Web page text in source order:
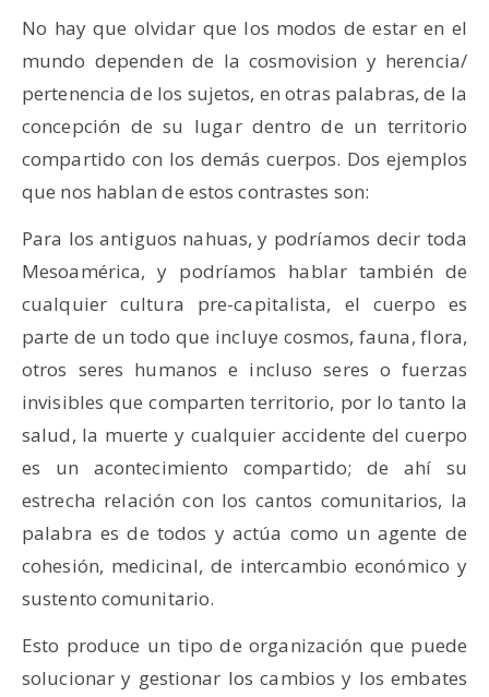
No hay que olvidar que los modos de estar en el
mundo dependen de la cosmovision y herencia/
pertenencia de los sujetos, en otras palabras, de la
concepción de su lugar dentro de un territorio
compartido con los demás cuerpos. Dos ejemplos
que nos hablan de estos contrastes son:
Para los antiguos nahuas, y podríamos decir toda
Mesoamérica, y podríamos hablar también de
cualquier cultura pre-capitalista, el cuerpo es
parte de un todo que incluye cosmos, fauna, flora,
otros seres humanos e incluso seres o fuerzas
invisibles que comparten territorio, por lo tanto la
salud, la muerte y cualquier accidente del cuerpo
es un acontecimiento compartido; de ahí su
estrecha relación con los cantos comunitarios, la
palabra es de todos y actúa como un agente de
cohesión, medicinal, de intercambio económico y
sustento comunitario.
Esto produce un tipo de organización que puede
solucionar y gestionar los cambios y los embates